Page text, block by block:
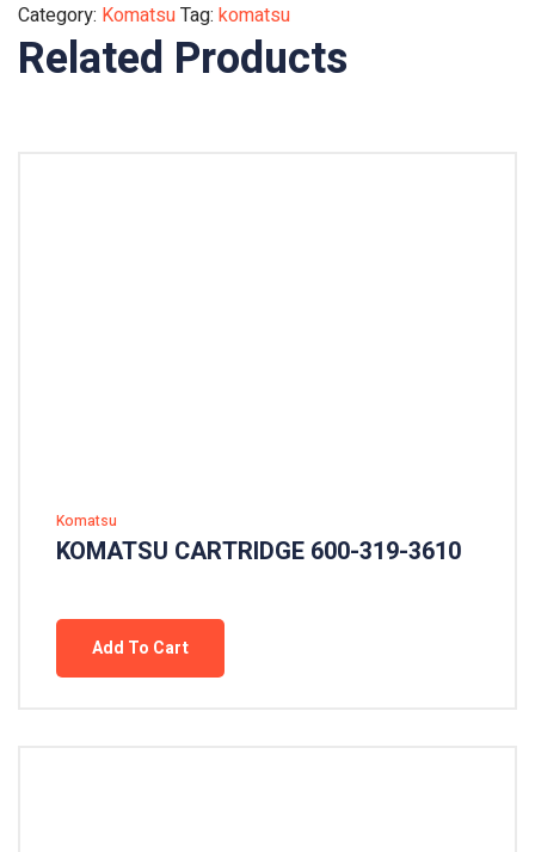
Category: KomatsuTag: komatsu
Related Products
Komatsu
KOMATSU CARTRIDGE 600-319-3610
Add To Cart